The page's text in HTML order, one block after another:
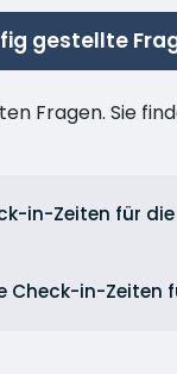
gestellte
Fragen. Sie
in-Zeiten für
Check-in-Zeiten